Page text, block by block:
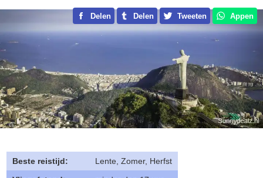
Delen Delen Tweeten Appen
Beste reistijd:
Lente, Zomer, Herfst